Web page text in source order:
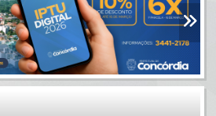
Por favor, aguarde...